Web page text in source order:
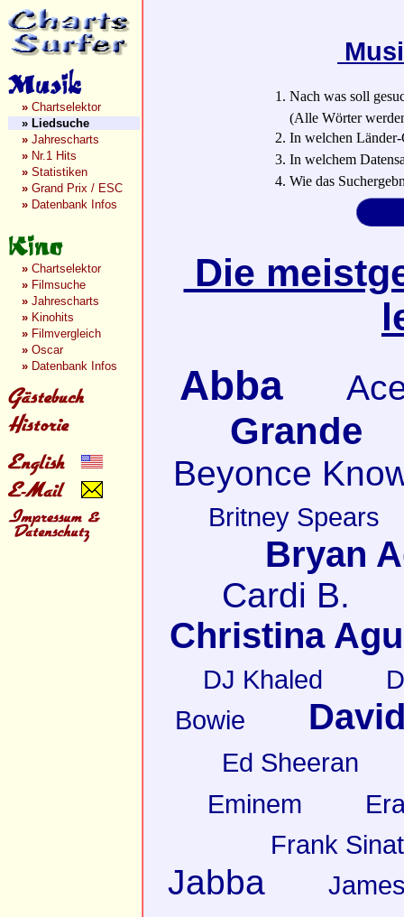
» Chartselektor
» Liedsuche
» Jahrescharts
» Nr.1 Hits
» Statistiken
» Grand Prix / ESC
» Datenbank Infos
» Chartselektor
» Filmsuche
» Jahrescharts
» Kinohits
» Filmvergleich
» Oscar
» Datenbank Infos
1. Nach was soll
(Alle Wörter
2. In welchen Länder-
3. In welchem
4. Wie das
Die
Abba
Grande
Beyonce
Britney Spears
Bryan
Cardi B.
Christina
DJ Khaled
Bowie
Ed Sheeran
Eminem
Frank
Jabba